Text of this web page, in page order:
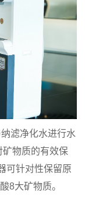
滤净化水进行水
矿物质的有效保
可针对性保留原
8大矿物质。